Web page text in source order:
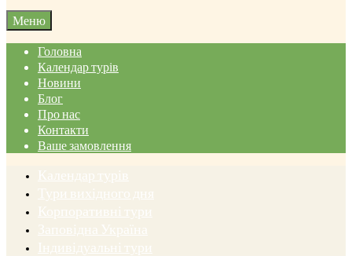
Меню
Головна
Календар турів
Новини
Блог
Про нас
Контакти
Ваше замовлення
Календар турів
Тури вихідного дня
Корпоративні тури
Заповідна Україна
Індивідуальні тури